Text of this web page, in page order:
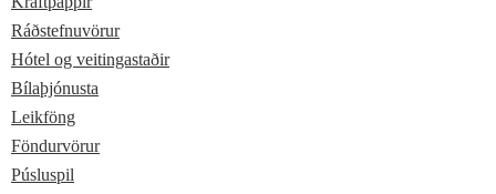
Ráðstefnuvörur
Hótel og veitingastaðir
Bílaþjónusta
Leikföng
Föndurvörur
Púsluspil